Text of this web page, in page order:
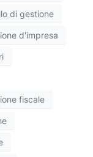
di gestione
d'impresa
fiscale